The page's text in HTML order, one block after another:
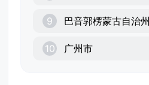
9 巴音郭楞蒙古自治州
10 广州市